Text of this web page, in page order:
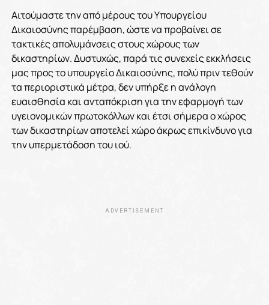
Αιτούμαστε την από μέρους του Υπουργείου
Δικαιοσύνης παρέμβαση, ώστε να προβαίνει σε
τακτικές απολυμάνσεις στους χώρους των
δικαστηρίων. Δυστυχώς, παρά τις συνεχείς εκκλήσεις
μας προς το υπουργείο Δικαιοσύνης, πολύ πριν τεθούν
τα περιοριστικά μέτρα, δεν υπήρξε η ανάλογη
ευαισθησία και ανταπόκριση για την εφαρμογή των
υγειονομικών πρωτοκόλλων και έτσι σήμερα ο χώρος
των δικαστηρίων αποτελεί χώρο άκρως επικίνδυνο για
την υπερμετάδοση του ιού.
ADVERTISEMENT